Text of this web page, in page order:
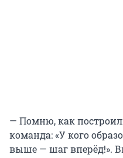
— Помню, как
команда: «У кого
выше — шаг вперёд!».